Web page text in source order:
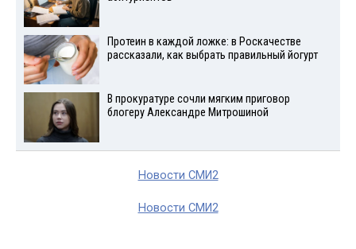
Протеин в каждой ложке: в Роскачестве
рассказали, как выбрать правильный йогурт
В прокуратуре сочли мягким приговор
блогеру Александре Митрошиной
Новости СМИ2
Новости СМИ2